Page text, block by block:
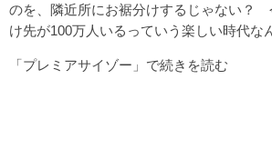
のを、隣近所にお裾分けするじゃない？
け先が100万人いるっていう楽しい時代な
「プレミアサイゾー」で続きを読む